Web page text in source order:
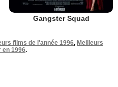
Gangster Squad
films de l'année 1996, Meilleurs
en 1996.